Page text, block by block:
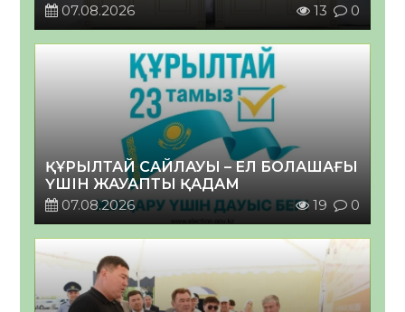
07.08.2026
13 0
ҚҰРЫЛТАЙ САЙЛАУЫ – ЕЛ БОЛАШАҒЫ
ҮШІН ЖАУАПТЫ ҚАДАМ
07.08.2026
19 0